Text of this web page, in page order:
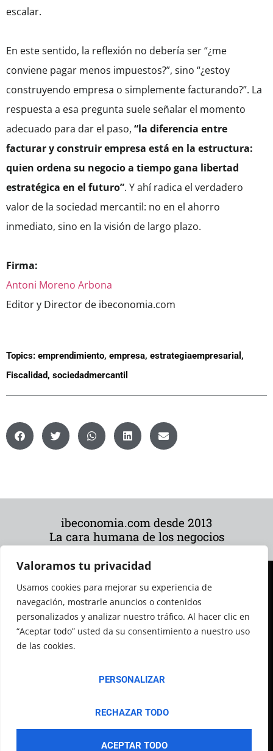
Valoramos tu privacidad
Usamos cookies para mejorar su experiencia de
navegación, mostrarle anuncios o contenidos
personalizados y analizar nuestro tráfico. Al hacer clic en
“Aceptar todo” usted da su consentimiento a nuestro uso
de las cookies.
PERSONALIZAR
RECHAZAR TODO
ACEPTAR TODO
escalar.
En este sentido, la reflexión no debería ser “¿me
conviene pagar menos impuestos?”, sino “¿estoy
construyendo empresa o simplemente facturando?”. La
respuesta a esa pregunta suele señalar el momento
adecuado para dar el paso, “la diferencia entre
facturar y construir empresa está en la estructura:
quien ordena su negocio a tiempo gana libertad
estratégica en el futuro”. Y ahí radica el verdadero
valor de la sociedad mercantil: no en el ahorro
inmediato, sino en la visión de largo plazo.
Firma:
Antoni Moreno Arbona
Editor y Director de ibeconomia.com
Topics: emprendimiento, empresa, estrategiaempresarial ,
Fiscalidad, sociedadmercantil
ibeconomia.com desde 2013
La cara humana de los negocios